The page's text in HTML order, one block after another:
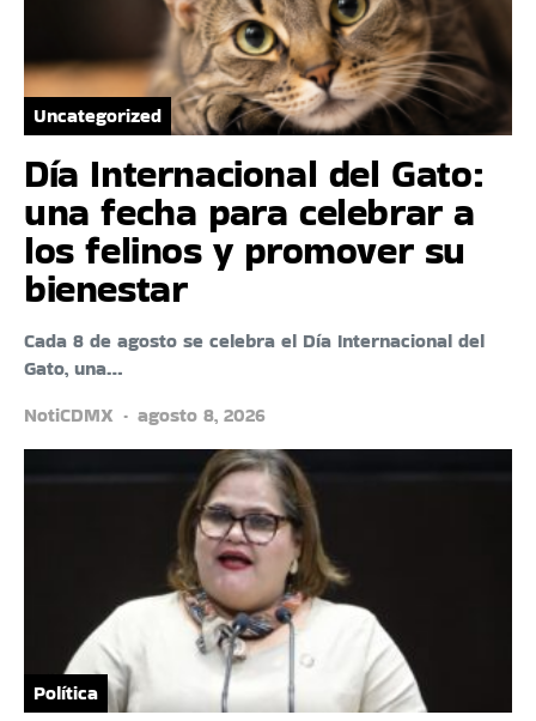
Uncategorized
Día Internacional del Gato:
una fecha para celebrar a
los felinos y promover su
bienestar
Cada 8 de agosto se celebra el Día Internacional del
Gato, una…
NotiCDMX
agosto 8, 2026
Política